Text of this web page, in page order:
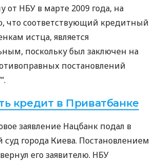
от НБУ в марте 2009 года, на
что соответствующий кредитный
истца, является
поскольку был заключен на
постановлений
”.
кредит в Приватбанке
заявление Нацбанк подал в
суд города Киева. Постановлением
его заявителю. НБУ